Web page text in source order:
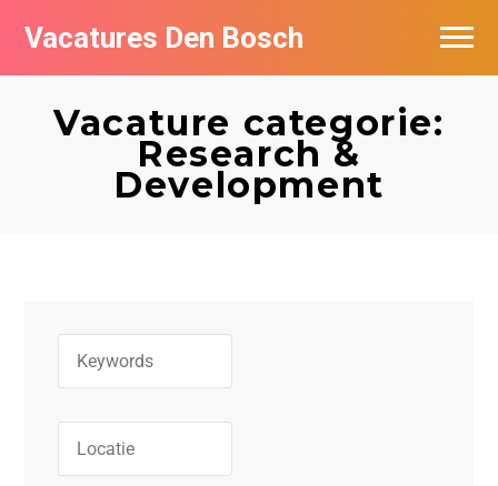
Vacatures Den Bosch
Vacature categorie:
Research &
Development
Vacatures per bedrijf in Den Bosch
De populairste vacatures in Den Bosch